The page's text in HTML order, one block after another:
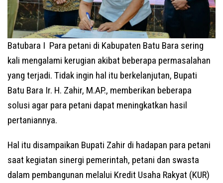
Batubara I Para petani di Kabupaten Batu Bara sering
kali mengalami kerugian akibat beberapa permasalahan
yang terjadi. Tidak ingin hal itu berkelanjutan, Bupati
Batu Bara Ir. H. Zahir, M.AP., memberikan beberapa
solusi agar para petani dapat meningkatkan hasil
pertaniannya.
Hal itu disampaikan Bupati Zahir di hadapan para petani
saat kegiatan sinergi pemerintah, petani dan swasta
dalam pembangunan melalui Kredit Usaha Rakyat (KUR)